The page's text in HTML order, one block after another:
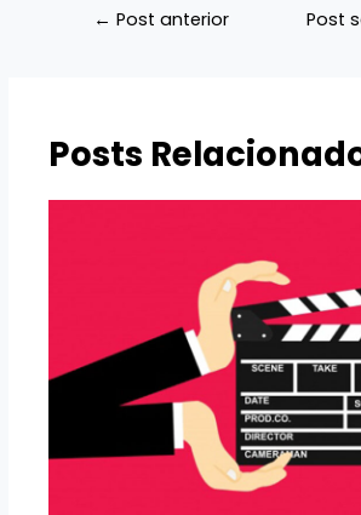
Navegação
← Post anterior Post
Posts